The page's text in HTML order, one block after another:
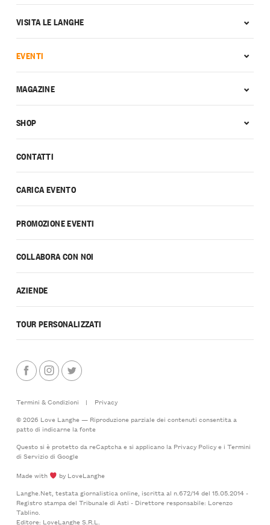
CONTATTI
CARICA EVENTO
PROMOZIONE EVENTI
COLLABORA CON NOI
AZIENDE
TOUR PERSONALIZZATI
VISITA LE LANGHE
EVENTI
MAGAZINE
SHOP
Termini & Condizioni |
Privacy
© 2026 Love Langhe — Riproduzione parziale dei contenuti consentita a
patto di indicarne la fonte
Questo si è protetto da reCaptcha e si applicano la Privacy Policye i Termini
di Serviziodi Google
Made with
by LoveLanghe
Langhe.Net, testata giornalistica online, iscritta al n.672/14 del 15.05.2014 -
Registro stampa del Tribunale di Asti - Direttore responsabile: Lorenzo
Tablino.
Editore: LoveLanghe S.R.L.